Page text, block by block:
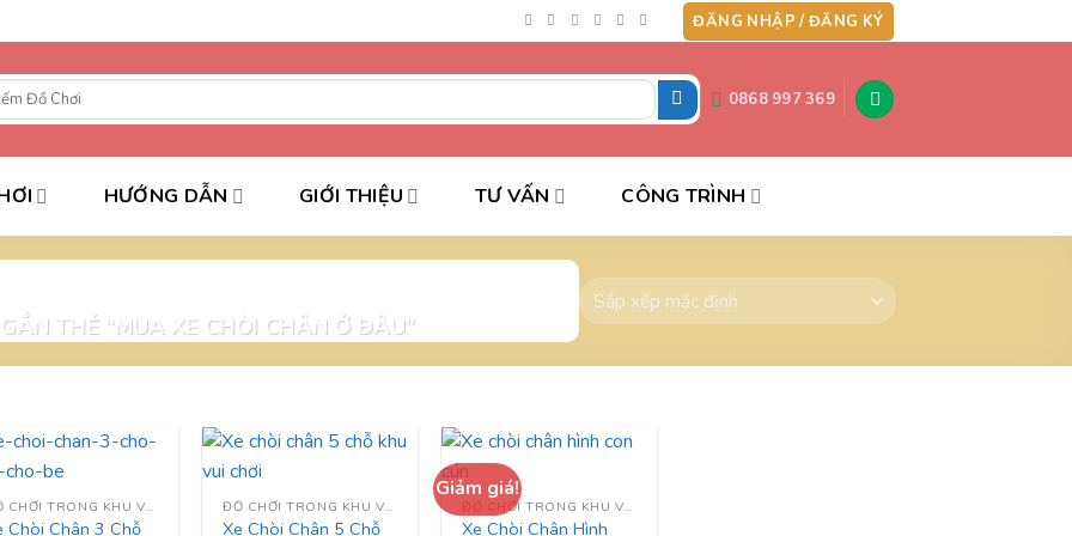
ĐĂNG NHẬP / ĐĂNG KÝ
0868 997 369
HƯỚNG DẪN GIỚI THIỆU TƯ VẤN CÔNG TRÌNH
THẺ “MUA XE CHÒI CHÂN Ở ĐÂU”
ĐỒ CHƠI TRONG KHU VUI CHƠI
Chòi Chân 3 Chỗ
ĐỒ CHƠI TRONG KHU VUI CHƠI
Xe Chòi Chân 5 Chỗ
Giảm giá!
ĐỒ CHƠI TRONG KHU VUI CHƠI
Xe Chòi Chân Hình